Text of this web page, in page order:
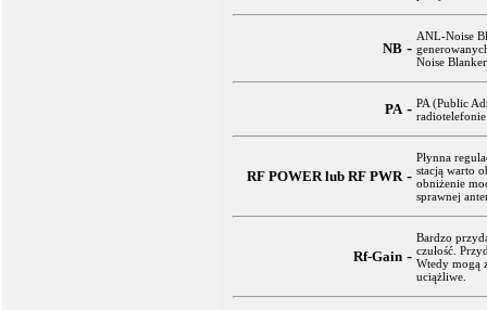
NB -
ANL-Noise
Noise
PA - PA (Public
RF POWER lub RF PWR -
Płynna
stacją warto
obniżenie
sprawnej
Rf-Gain -
Bardzo
czułość.
Wtedy mogą
uciążliwe.